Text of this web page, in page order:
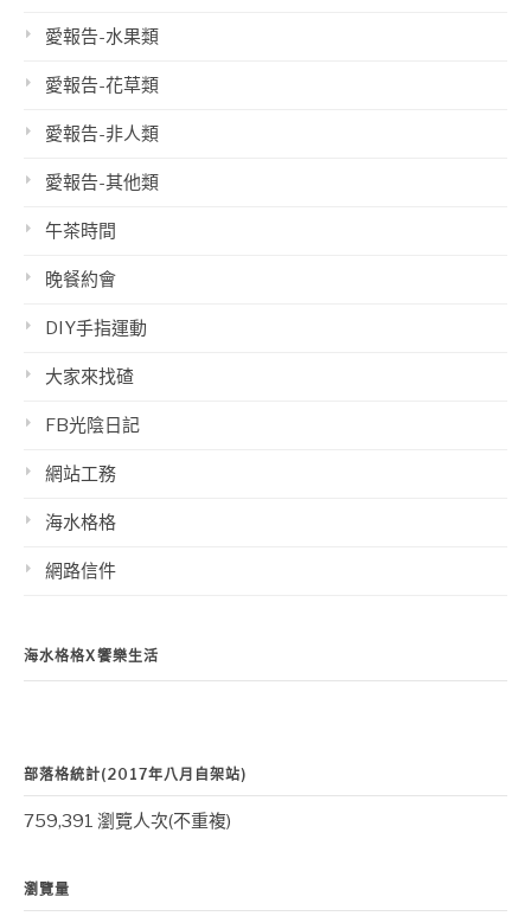
愛報告-水果類
愛報告-花草類
愛報告-非人類
愛報告-其他類
午茶時間
晚餐約會
DIY手指運動
大家來找碴
FB光陰日記
網站工務
海水格格
網路信件
海水格格X饗樂生活
部落格統計(2017年八月自架站)
759,391 瀏覽人次(不重複)
瀏覽量